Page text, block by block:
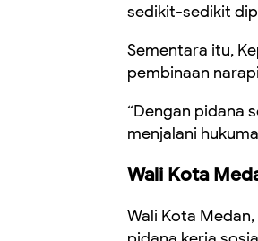
sedikit-sedikit
Sementara itu,
pembinaan
“Dengan pidana
menjalani
Wali Kota
Wali Kota Medan,